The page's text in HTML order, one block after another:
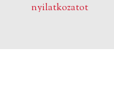
nyilatkozatot